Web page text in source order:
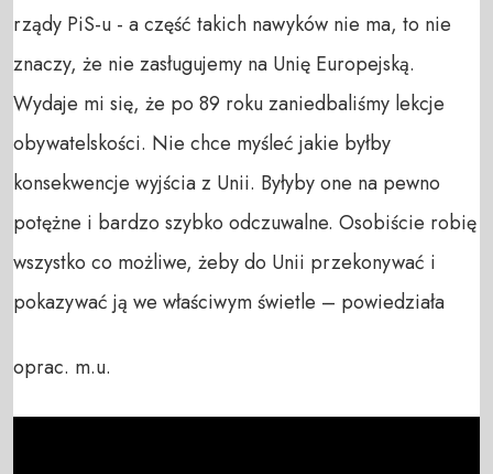
rządy PiS-u - a część takich nawyków nie ma, to nie
znaczy, że nie zasługujemy na Unię Europejską.
Wydaje mi się, że po 89 roku zaniedbaliśmy lekcje
obywatelskości. Nie chce myśleć jakie byłby
konsekwencje wyjścia z Unii. Byłyby one na pewno
potężne i bardzo szybko odczuwalne. Osobiście robię
wszystko co możliwe, żeby do Unii przekonywać i
pokazywać ją we właściwym świetle – powiedziała
oprac. m.u.